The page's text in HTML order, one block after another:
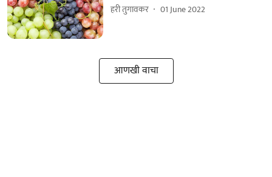
हरी तुगावकर 01 June 2022
आणखी वाचा